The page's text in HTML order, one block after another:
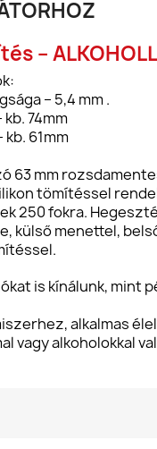
–
– 5,4 mm .
74mm
61mm
63 mm
tömítéssel
250 fokra.
külső menettel,
is kínálunk, mint
alkalmas
vagy alkoholokkal